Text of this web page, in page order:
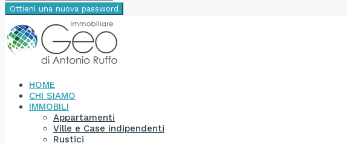
Ottieni una nuova password
HOME
CHI SIAMO
IMMOBILI
Appartamenti
Ville e Case indipendenti
Rustici